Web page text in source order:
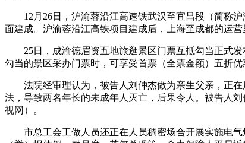
12月26日，沪渝蓉沿江高速铁武汉至宜昌段（简称沪
面建成。沪渝蓉沿江高铁项目建成后，上海至成都的运
25日，成渝德眉资五地旅逛景区门票互抵勾当正式发
勾当的景区采办门票时，可享受首票（全票金额）五折
法院经审理认为，被告人刘仲杰做为亲生父亲，正在
法，导致两名年长的未成年人灭亡，后果令人。被告人
视网）。
市总工会工做人员还正在人员稠密场合开展实施电气